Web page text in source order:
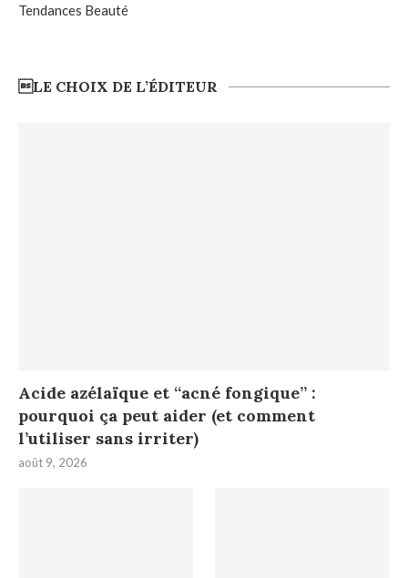
Tendances Beauté
LE CHOIX DE L’ÉDITEUR
Acide azélaïque et “acné fongique” :
pourquoi ça peut aider (et comment
l’utiliser sans irriter)
août 9, 2026